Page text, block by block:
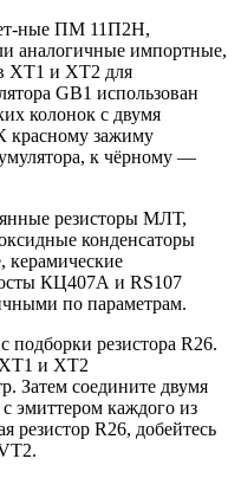
ные ПМ 11П2Н,
аналогичные импортные,
XT1 и XT2 для
GB1 использован
колонок с двумя
зажиму
к чёрному —
резисторы МЛТ,
конденсаторы
КЦ407А и RS107
по параметрам.
подборки резистора R26.
и XT2
Затем соедините двумя
эмиттером каждого из
резистор R26, добейтесь